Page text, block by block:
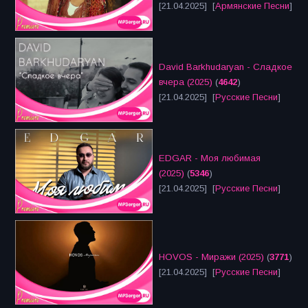
[21.04.2025] [Армянские Песни]
David Barkhudaryan - Сладкое
вчера (2025) (4642)
[21.04.2025] [Русские Песни]
EDGAR - Моя любимая
(2025) (5346)
[21.04.2025] [Русские Песни]
HOVOS - Миражи (2025) (3771)
[21.04.2025] [Русские Песни]